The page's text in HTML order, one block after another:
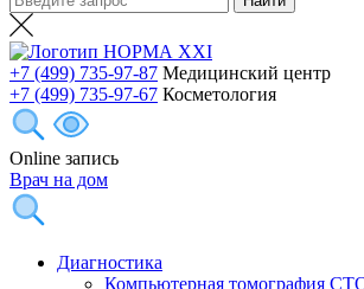
+7 (499) 735-97-87 Медицинский центр
+7 (499) 735-97-67 Косметология
Online запись
Врач на дом
Диагностика
Компьютерная томография